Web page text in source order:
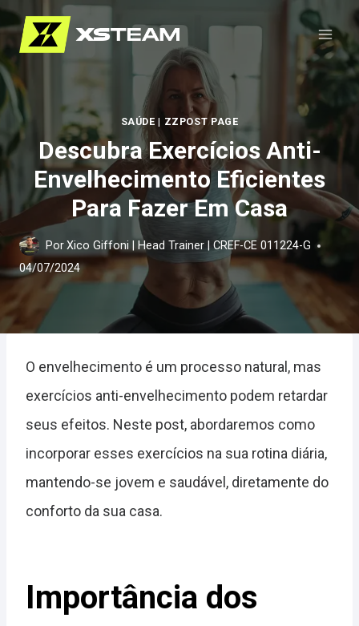
Pular
para
o
Conteúdo
SAÚDE | ZZPOST PAGE
Descubra Exercícios Anti-
Envelhecimento Eficientes
Para Fazer Em Casa
PorXico Giffoni | Head Trainer | CREF-CE 011224-G
04/07/2024
O envelhecimento é um processo natural, mas
exercícios anti-envelhecimento podem retardar
seus efeitos. Neste post, abordaremos como
incorporar esses exercícios na sua rotina diária,
mantendo-se jovem e saudável, diretamente do
conforto da sua casa.
Importância dos